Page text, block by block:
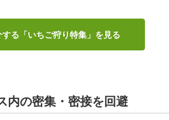
る「いちご狩り特集」を見る
内の密集・密接を回避